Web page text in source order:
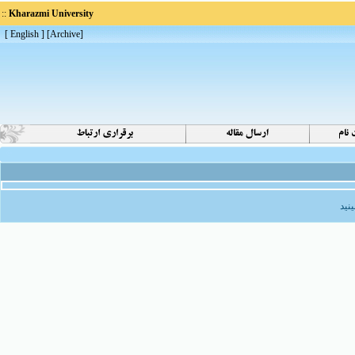
Kharazmi University
::
[
Archive
]
[ English ]